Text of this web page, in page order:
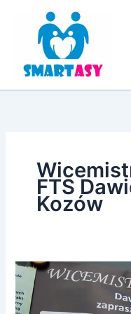
FTS
Kozów
Zajęcia
taneczne
–